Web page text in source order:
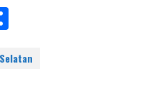
ar